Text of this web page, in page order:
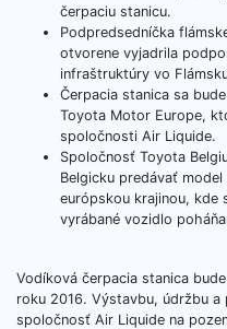
čerpaciu stanicu.
Podpredsedníčka
otvorene vyjadrila
infraštruktúry vo
Čerpacia stanica sa
Toyota Motor Europe,
spoločnosti Air Liquide.
Spoločnosť Toyota
Belgicku predávať
európskou krajinou, kde
vyrábané vozidlo
Vodíková čerpacia stanica
roku 2016. Výstavbu, údržbu
spoločnosť Air Liquide na